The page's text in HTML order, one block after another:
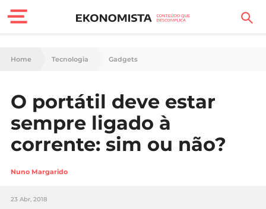
Finanças Pessoais
Carreira
Casa
Lifestyle
Sociedade
Home Tecnologia Gadgets
O portátil deve estar
sempre ligado à
corrente: sim ou não?
Nuno Margarido
23 Abr, 2018